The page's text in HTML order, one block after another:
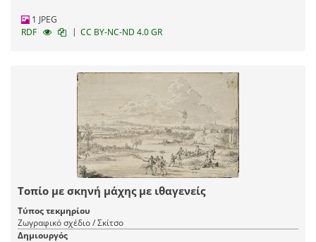
1 JPEG
RDF
| CC BY-NC-ND 4.0 GR
Toπίο με σκηνή μάχης με ιθαγενείς
Τύπος τεκμηρίου
Ζωγραφικό σχέδιο / Σκίτσο
Δημιουργός